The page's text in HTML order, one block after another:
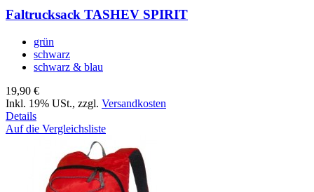
Faltrucksack TASHEV SPIRIT
grün
schwarz
schwarz & blau
19,90 €
Inkl. 19% USt., zzgl. Versandkosten
Details
Auf die Vergleichsliste